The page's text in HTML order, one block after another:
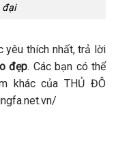
đại
yêu thích nhất, trả lời
đẹp. Các bạn có thể
khác của THỦ ĐÔ